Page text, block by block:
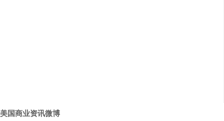
美国商业资讯微博